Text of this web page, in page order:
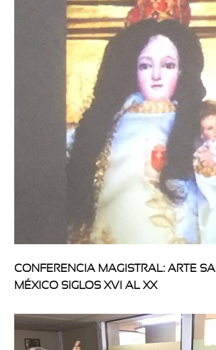
CONFERENCIA MAGISTRAL: ARTE
MÉXICO SIGLOS XVI AL XX